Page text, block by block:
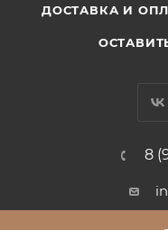
ДОСТАВКА И
8